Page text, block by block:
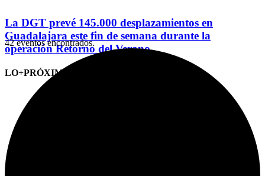
La DGT prevé 145.000 desplazamientos en
Guadalajara este fin de semana durante la
operación Retorno del Verano
LO+PRÓXIMO (CITAS)
42 eventos encontrados.